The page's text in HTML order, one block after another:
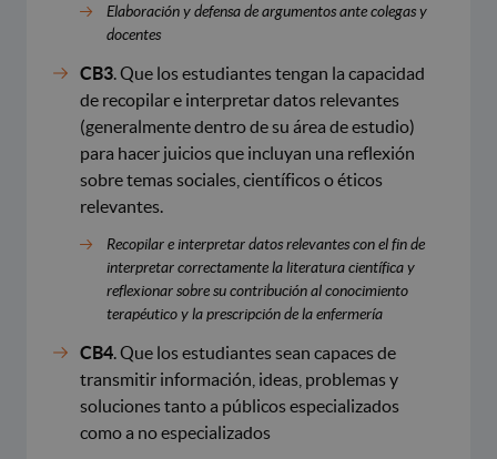
Elaboración y defensa de argumentos ante colegas y
docentes
CB3 . Que los estudiantes tengan la capacidad
de recopilar e interpretar datos relevantes
(generalmente dentro de su área de estudio)
para hacer juicios que incluyan una reflexión
sobre temas sociales, científicos o éticos
relevantes.
Recopilar e interpretar datos relevantes con el fin de
interpretar correctamente la literatura científica y
reflexionar sobre su contribución al conocimiento
terapéutico y la prescripción de la enfermería
CB4 . Que los estudiantes sean capaces de
transmitir información, ideas, problemas y
soluciones tanto a públicos especializados
como a no especializados